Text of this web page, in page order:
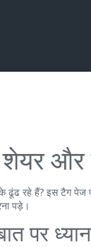
रहे हैं? इस टैग पेज
पड़े।
पर